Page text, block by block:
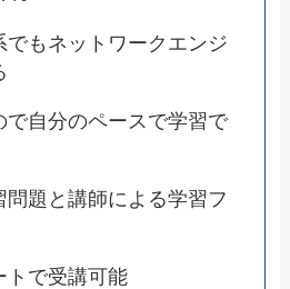
でもネットワークエンジ
で自分のペースで学習で
問題と講師による学習フ
トで受講可能